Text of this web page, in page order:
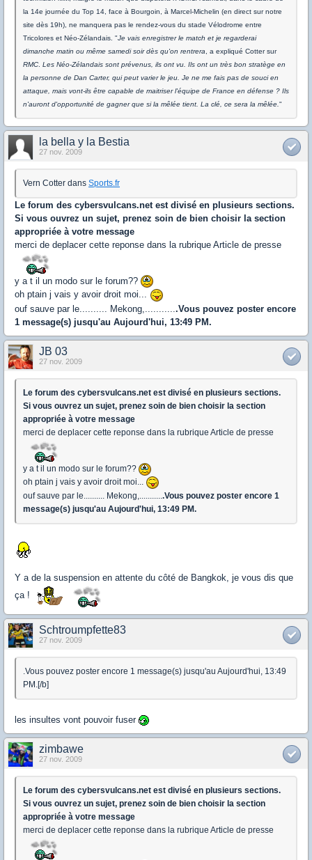
la 14e journée du Top 14, face à Bourgoin, à Marcel-Michelin (en direct sur notre
site dès 19h), ne manquera pas le rendez-vous du stade Vélodrome entre
Tricolores et Néo-Zélandais. "Je vais enregistrer le match et je regarderai
dimanche matin ou même samedi soir dès qu'on rentrera , a expliqué Cotter sur
RMC Les Néo-Zélandais sont prévenus, ils ont vu. Ils ont un très bon stratège en
la personne de Dan Carter, qui peut varier le jeu. Je ne me fais pas de souci en
attaque, mais vont-ils être capable de maitriser l'équipe de France en défense ? Ils
n'auront d'opportunité de gagner que si la mêlée tient. La clé, ce sera la mêlée. "
la bella y la Bestia
27 nov. 2009
Vern Cotter dans Sports.fr
Le forum des cybersvulcans.net est divisé en plusieurs sections.
Si vous ouvrez un sujet, prenez soin de bien choisir la section
appropriée à votre message
merci de deplacer cette reponse dans la rubrique Article de presse
y a t il un modo sur le forum??
oh ptain j vais y avoir droit moi...
ouf sauve par le.......... Mekong,........... .Vous pouvez poster encore
1 message(s) jusqu'au Aujourd'hui, 13:49 PM.
JB 03
27 nov. 2009
Le forum des cybersvulcans.net est divisé en plusieurs sections.
Si vous ouvrez un sujet, prenez soin de bien choisir la section
appropriée à votre message
merci de deplacer cette reponse dans la rubrique Article de presse
y a t il un modo sur le forum??
oh ptain j vais y avoir droit moi...
ouf sauve par le.......... Mekong,............Vous pouvez poster encore 1
message(s) jusqu'au Aujourd'hui, 13:49 PM.
Y a de la suspension en attente du côté de Bangkok, je vous dis que
ça !
Schtroumpfette83
27 nov. 2009
.Vous pouvez poster encore 1 message(s) jusqu'au Aujourd'hui, 13:49
PM.[/b]
les insultes vont pouvoir fuser
zimbawe
27 nov. 2009
Le forum des cybersvulcans.net est divisé en plusieurs sections.
Si vous ouvrez un sujet, prenez soin de bien choisir la section
appropriée à votre message
merci de deplacer cette reponse dans la rubrique Article de presse